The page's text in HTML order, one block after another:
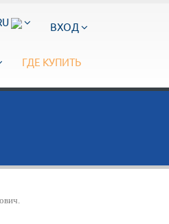
ВХОД
ГДЕ КУПИТЬ